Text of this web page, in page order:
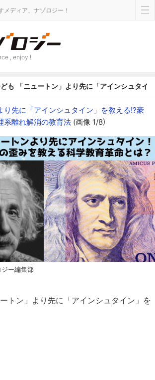
メディア、ナゾロジー！
, enjoy !
も 「ニュートン」より先に「アインシュタ
り先に「アインシュタイン」を教える!?豪
系離れ解消の教育法 (画像 1/8)
ー編集部
トン」より先に「アインシュタイン」を